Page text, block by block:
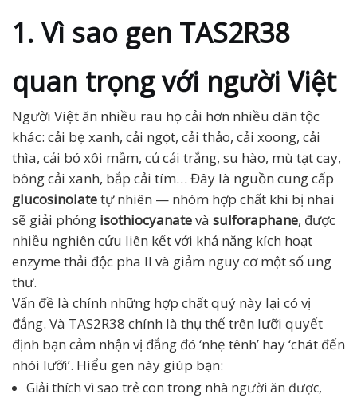
1. Vì sao gen TAS2R38
quan trọng với người Việt
Người Việt ăn nhiều rau họ cải hơn nhiều dân tộc
khác: cải bẹ xanh, cải ngọt, cải thảo, cải xoong, cải
thìa, cải bó xôi mầm, củ cải trắng, su hào, mù tạt cay,
bông cải xanh, bắp cải tím… Đây là nguồn cung cấp
glucosinolatetự nhiên — nhóm hợp chất khi bị nhai
sẽ giải phóng isothiocyanatevà sulforaphane, được
nhiều nghiên cứu liên kết với khả năng kích hoạt
enzyme thải độc pha II và giảm nguy cơ một số ung
thư.
Vấn đề là chính những hợp chất quý này lại có vị
đắng. Và TAS2R38 chính là thụ thể trên lưỡi quyết
định bạn cảm nhận vị đắng đó ‘nhẹ tênh’ hay ‘chát đến
nhói lưỡi’. Hiểu gen này giúp bạn:
Giải thích vì sao trẻ con trong nhà người ăn được,